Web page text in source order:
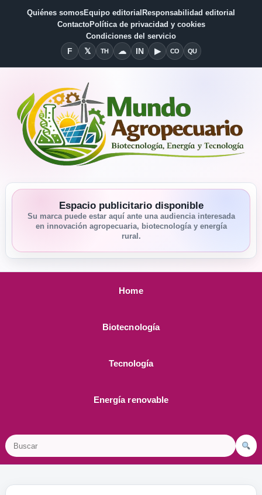
Quiénes somosEquipo editorial Responsabilidad editorial
ContactoPolítica de privacidad y cookies
Condiciones del servicio
FFacebook
𝕏
X THThreads
☁Bluesky
INLinkedin
▶YouTube
COCondiciones del Servicio
QUQuiénes somos
Espacio publicitario disponible
Su marca puede estar aquí ante una audiencia interesada
en innovación agropecuaria, biotecnología y energía
rural.
Home
Biotecnología
Tecnología
Energía renovable